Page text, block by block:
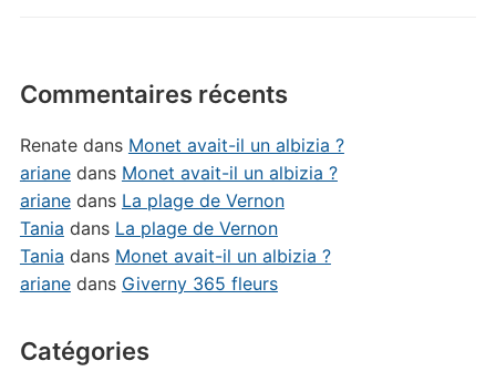
Commentaires récents
Renatedans Monet avait-il un albizia ?
arianedans Monet avait-il un albizia ?
arianedans La plage de Vernon
Tania dans La plage de Vernon
Tania dans Monet avait-il un albizia ?
arianedans Giverny 365 fleurs
Catégories